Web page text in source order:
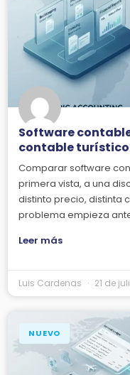
Software
contable
Comparar software
primera vista, a una
distinto precio, distinta
problema empieza
Leer más
Luis Cardenas 21 de
NUEVO